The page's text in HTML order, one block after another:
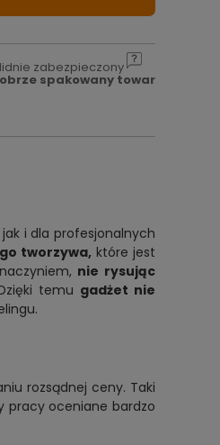
zabezpieczony
spakowany towar
i dla profesjonalnych
tworzywa, które jest
nie rysując
temu gadżet nie
rozsądnej ceny. Taki
pracy oceniane bardzo